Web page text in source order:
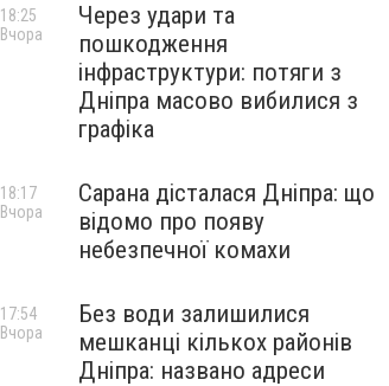
Через удари та
пошкодження
інфраструктури: потяги з
Дніпра масово вибилися з
графіка
18:25
Вчора
Сарана дісталася Дніпра: що
відомо про появу
небезпечної комахи
18:17
Вчора
Без води залишилися
мешканці кількох районів
Дніпра: названо адреси
17:54
Вчора